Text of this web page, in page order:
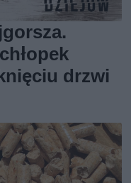
drzwi